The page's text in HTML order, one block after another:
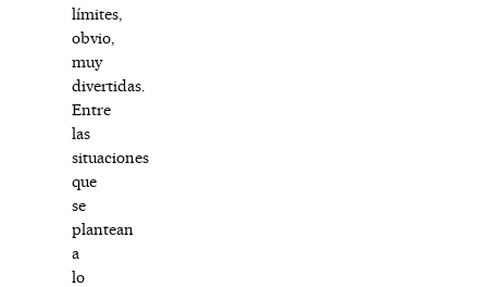
límites,
obvio,
muy
divertidas.
Entre
las
situaciones
que
se
plantean
a
lo